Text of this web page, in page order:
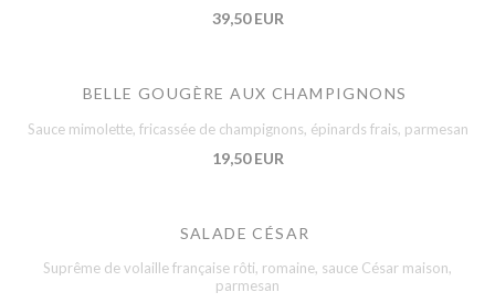
39,50 EUR
BELLE GOUGÈRE AUX CHAMPIGNONS
Sauce mimolette, fricassée de champignons, épinards frais, parmesan
19,50 EUR
SALADE CÉSAR
Suprême de volaille française rôti, romaine, sauce César maison,
parmesan